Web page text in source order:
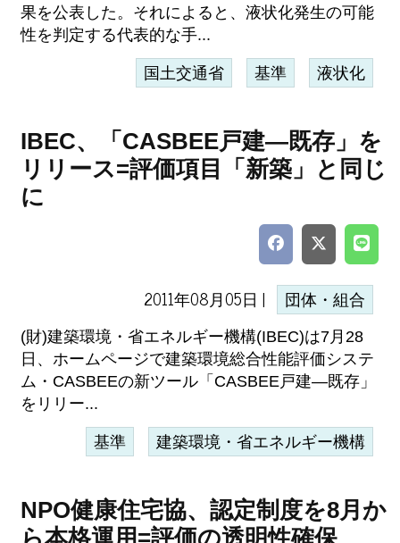
果を公表した。それによると、液状化発生の可能
性を判定する代表的な手...
国土交通省 基準 液状化
IBEC、「CASBEE戸建―既存」を
リリース=評価項目「新築」と同じ
に
2011年08月05日 | 団体・組合
(財)建築環境・省エネルギー機構(IBEC)は7月28
日、ホームページで建築環境総合性能評価システ
ム・CASBEEの新ツール「CASBEE戸建―既存」
をリリー...
基準 建築環境・省エネルギー機構
NPO健康住宅協、認定制度を8月か
ら本格運用=評価の透明性確保